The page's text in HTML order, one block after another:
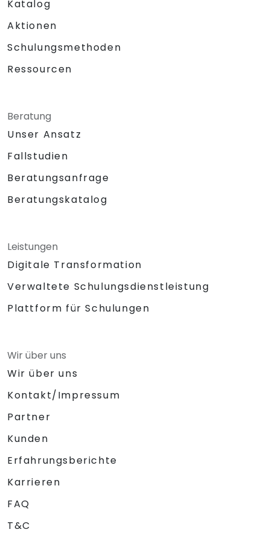
Katalog
Aktionen
Schulungsmethoden
Ressourcen
Beratung
Unser Ansatz
Fallstudien
Beratungsanfrage
Beratungskatalog
Leistungen
Digitale Transformation
Verwaltete Schulungsdienstleistung
Plattform für Schulungen
Wir über uns
Wir über uns
Kontakt/Impressum
Partner
Kunden
Erfahrungsberichte
Karrieren
FAQ
T&C